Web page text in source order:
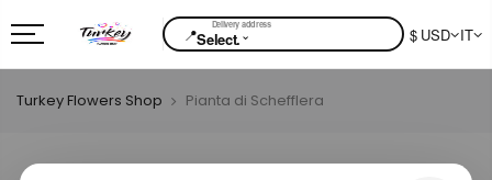
📍Select.⌄ $ USD IT
Turkey Flowers Shop Pianta di Schefflera